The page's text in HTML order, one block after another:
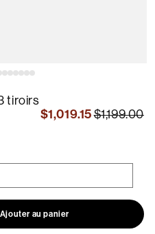
tiroirs
$1,019.15$1,199.00
Ajouter au panier